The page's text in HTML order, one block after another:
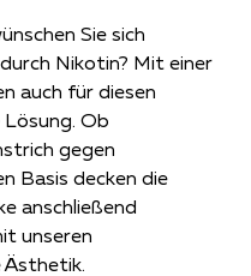
Sie sich
Nikotin? Mit einer
auch für diesen
Ob
gegen
Basis decken die
anschließend
unseren
Ästhetik.